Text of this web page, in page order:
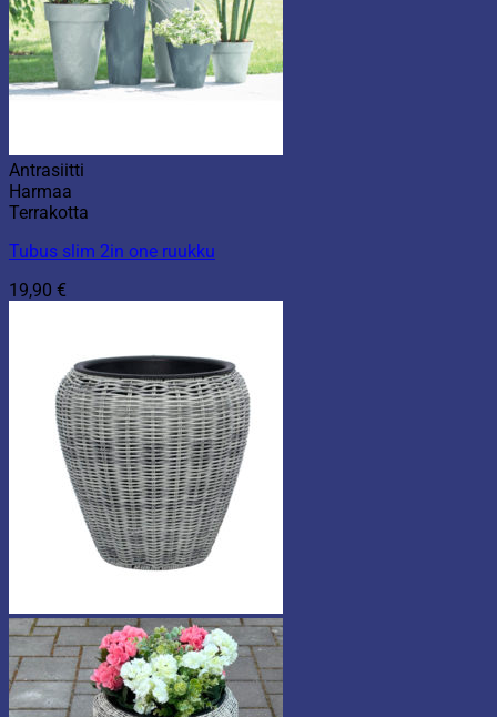
Antrasiitti
Harmaa
Terrakotta
Tubus slim 2in one ruukku
19,90 €